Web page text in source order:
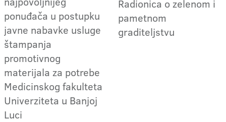
ponuđača u postupku
javne nabavke usluge
štampanja
promotivnog
materijala za potrebe
Medicinskog fakulteta
Univerziteta u Banjoj
Luci
Radionica o zelenom i
pametnom
graditeljstvu